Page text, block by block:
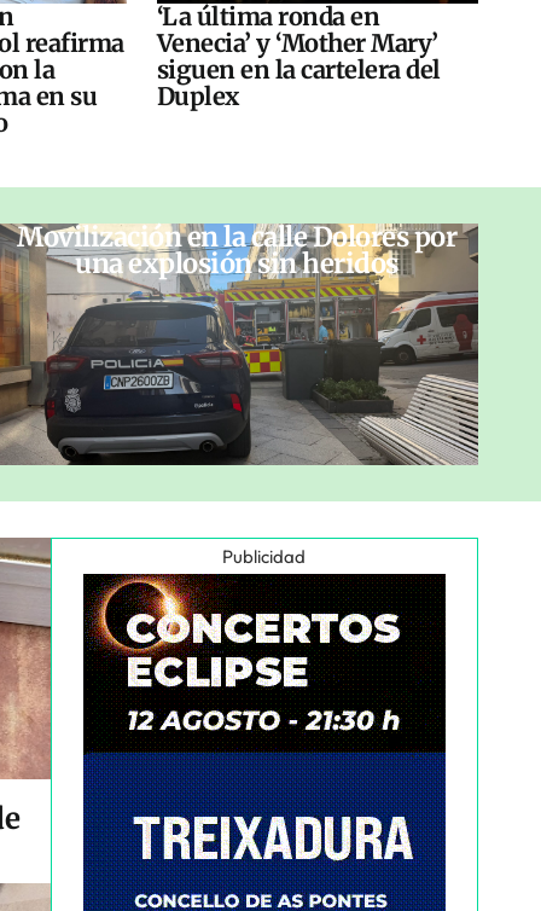
reafirma
la
en su
‘La última ronda en
Venecia’ y ‘Mother Mary’
siguen en la cartelera del
Duplex
Movilización en la calle Dolores por
una explosión sin heridos
Publicidad